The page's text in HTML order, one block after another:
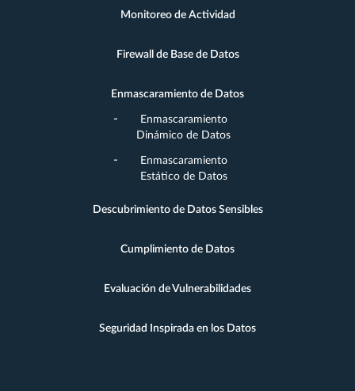
Monitoreo de Actividad
Firewall de Base de Datos
Enmascaramiento de Datos
Enmascaramiento
Dinámico de Datos
Enmascaramiento
Estático de Datos
Descubrimiento de Datos Sensibles
Cumplimiento de Datos
Evaluación de Vulnerabilidades
Seguridad Inspirada en los Datos